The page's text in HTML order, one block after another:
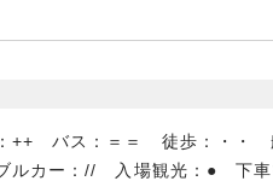
バス：＝＝ 徒歩：・・
ブルカー：// 入場観光：● 下